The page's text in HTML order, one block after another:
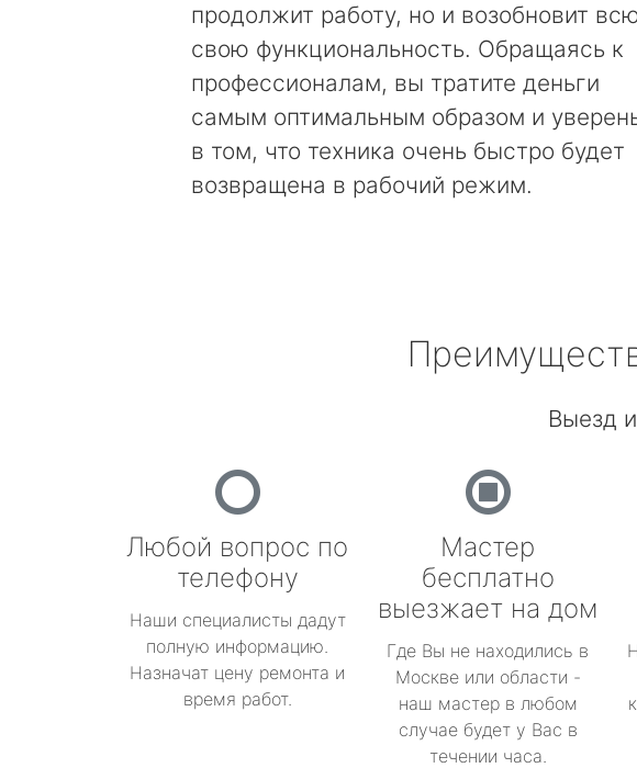
продолжит работу, но и возобновит
свою функциональность. Обращаясь к
профессионалам, вы тратите деньги
самым оптимальным образом и
в том, что техника очень быстро будет
возвращена в рабочий режим.
Выезд
Любой вопрос по
телефону
Наши специалисты дадут
полную информацию.
Назначат цену ремонта и
время работ.
Мастер
бесплатно
выезжает на дом
Где Вы не находились в
Москве или области -
наш мастер в любом
случае будет у Вас в
течении часа.